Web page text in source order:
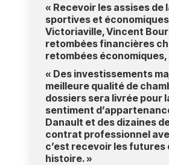
« Recevoir les assises de
sportives et
Victoriaville, Vincent
retombées financières
retombées
« Des investissements
meilleure qualité de
dossiers sera livrée pour
sentiment
Danault et des dizaines
contrat professionnel
c’est recevoir les futures
histoire. »